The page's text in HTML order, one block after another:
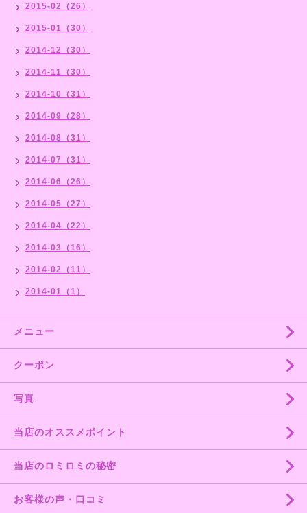
2015-02（26）
2015-01（30）
2014-12（30）
2014-11（30）
2014-10（31）
2014-09（28）
2014-08（31）
2014-07（31）
2014-06（26）
2014-05（27）
2014-04（22）
2014-03（16）
2014-02（11）
2014-01（1）
メニュー
クーポン
写真
当店のオススメポイント
当店のロミロミの秘密
お客様の声・口コミ